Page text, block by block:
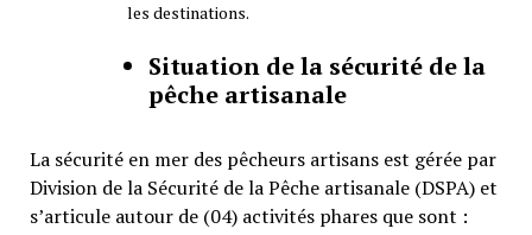
les destinations.
Situation de la sécurité de la
pêche artisanale
La sécurité en mer des pêcheurs artisans est gérée par
Division de la Sécurité de la Pêche artisanale (DSPA) et
s’articule autour de (04) activités phares que sont :